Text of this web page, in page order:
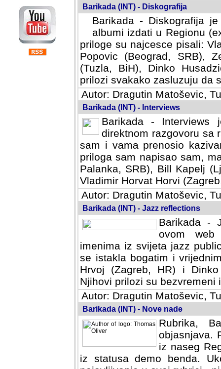
Barikada (INT) - Diskografija
Barikada - Diskografija
albumi izdati u Regionu
priloge su najcesce pisali:
Popovic (Beograd, SRB),
(Tuzla, BiH), Dinko
prilozi svakako zasluzuju da
Autor: Dragutin Matoševic,
Barikada (INT) - Interviews
Barikada -
direktnom razgovoru sa
sam i vama prenosio
priloga sam napisao sam,
Palanka, SRB), Bill Kapelj
Vladimir Horvat Horvi
Autor: Dragutin Matoševic,
Barikada (INT) - Jazz reflections
Barikada -
ovom web
imenima iz svijeta jazz
se istakla bogatim i
Hrvoj (Zagreb, HR) i
Njihovi prilozi su bezvremeni
Autor: Dragutin Matoševic,
Barikada (INT) - Nove nade
Rubrika,
objasnjava.
iz naseg
iz statusa demo benda.